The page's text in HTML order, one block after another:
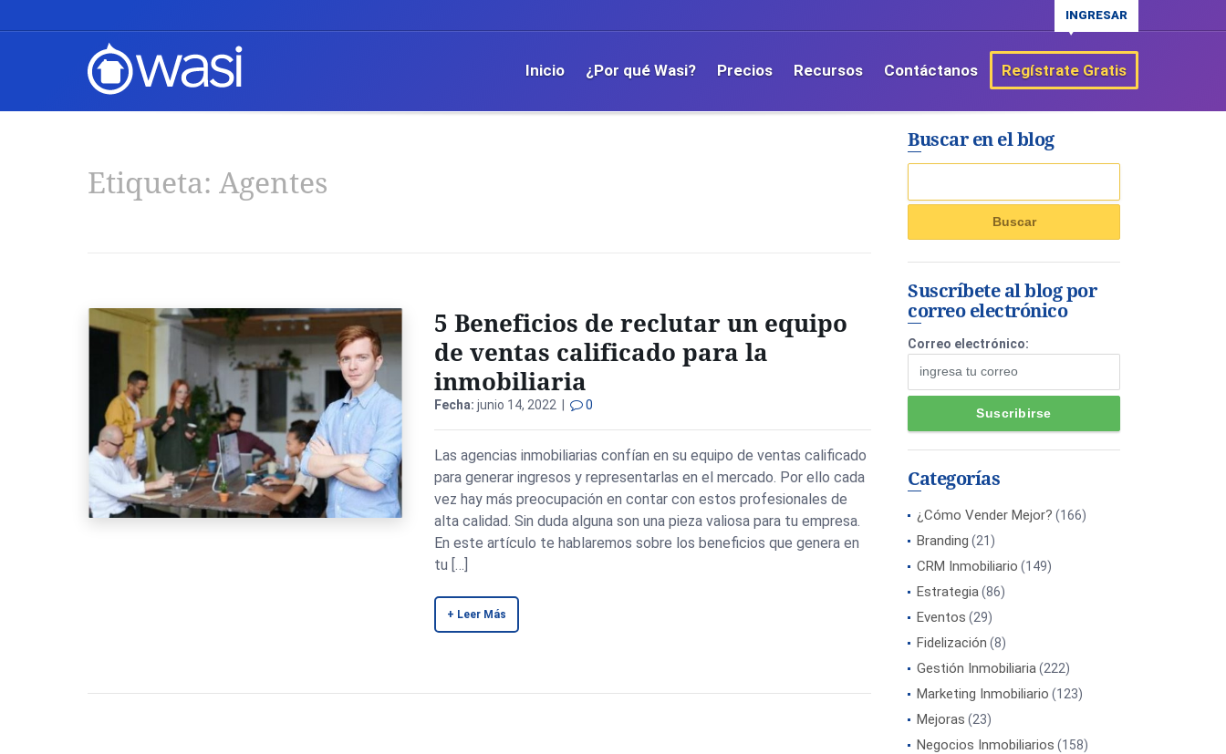
INGRESAR
Inicio ¿Por qué Wasi? Precios Recursos Contáctanos Regístrate Gratis
Etiqueta: Agentes
5 Beneficios de reclutar un equipo
de ventas calificado para la
inmobiliaria
Fecha: junio 14, 2022 | 0
Las agencias inmobiliarias confían en su equipo de ventas calificado
para generar ingresos y representarlas en el mercado. Por ello cada
vez hay más preocupación en contar con estos profesionales de
alta calidad. Sin duda alguna son una pieza valiosa para tu empresa.
En este artículo te hablaremos sobre los beneficios que genera en
tu […]
+ Leer Más
Buscar en el blog
Suscríbete al blog por
correo electrónico
Correo electrónico:
Categorías
¿Cómo Vender Mejor? (166)
Branding (21)
CRM Inmobiliario (149)
Estrategia(86)
Eventos (29)
Fidelización (8)
Gestión Inmobiliaria(222)
Marketing Inmobiliario (123)
Mejoras (23)
Negocios Inmobiliarios (158)